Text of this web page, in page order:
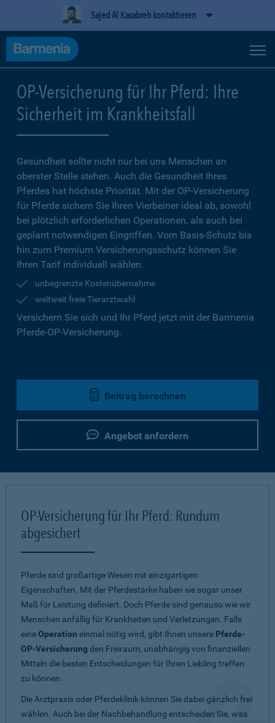
Sajed Al Kasabreh kontaktieren
OP-Versicherung für Ihr Pferd: Ihre
Sicherheit im Krankheitsfall
Gesundheit sollte nicht nur bei uns Menschen an
oberster Stelle stehen. Auch die Gesundheit Ihres
Pferdes hat höchste Priorität. Mit der OP-Versicherung
für Pferde sichern Sie Ihren Vierbeiner ideal ab, sowohl
bei plötzlich erforderlichen Operationen, als auch bei
geplant notwendigen Eingriffen. Vom Basis-Schutz bis
hin zum Premium Versicherungsschutz können Sie
Ihren Tarif individuell wählen.
unbegrenzte Kostenübernahme
weltweit freie Tierarztwahl
Versichern Sie sich und Ihr Pferd jetzt mit der Barmenia
Pferde-OP-Versicherung.
Beitrag berechnen
Angebot anfordern
OP-Versicherung für Ihr Pferd: Rundum
abgesichert
Pferde sind großartige Wesen mit einzigartigen
Eigenschaften. Mit der Pferdestärke haben sie sogar unser
Maß für Leistung definiert. Doch Pferde sind genauso wie wir
Menschen anfällig für Krankheiten und Verletzungen. Falls
eineOperation einmal nötig wird, gibt Ihnen unsere Pferde-
OP-Versicherung den Freiraum, unabhängig von finanziellen
Mitteln die besten Entscheidungen für Ihren Liebling treffen
zu können.
Die Arztpraxis oder Pferdeklinik können Sie dabei gänzlich frei
wählen. Auch bei der Nachbehandlung entscheiden Sie, was